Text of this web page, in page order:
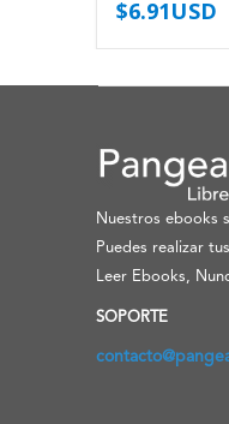
$6.91USD
Nuestros ebooks
Puedes realizar
Leer Ebooks,
SOPORTE